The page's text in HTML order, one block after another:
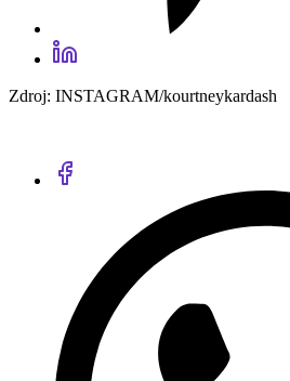
Zdroj: INSTAGRAM/kourtneykardash